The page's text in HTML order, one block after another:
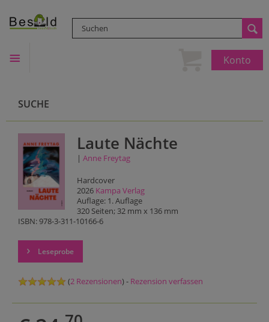
Konto
SUCHE
Laute Nächte
| Anne Freytag
Hardcover
2026 Kampa Verlag
Auflage: 1. Auflage
320 Seiten; 32 mm x 136 mm
ISBN: 978-3-311-10166-6
Leseprobe
(2 Rezensionen) - Rezension verfassen